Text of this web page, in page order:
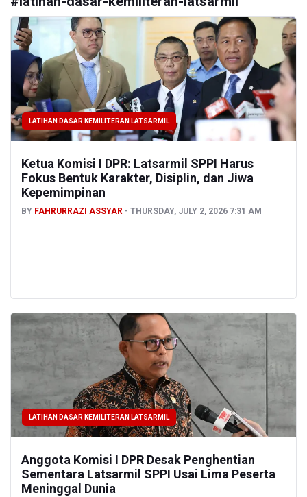
LATIHAN DASAR KEMILITERAN LATSARMIL
Ketua Komisi I DPR: Latsarmil SPPI Harus
Fokus Bentuk Karakter, Disiplin, dan Jiwa
Kepemimpinan
BY FAHRURRAZI ASSYAR THURSDAY, JULY 2, 2026 7:31 AM
LATIHAN DASAR KEMILITERAN LATSARMIL
Anggota Komisi I DPR Desak Penghentian
Sementara Latsarmil SPPI Usai Lima Peserta
Meninggal Dunia